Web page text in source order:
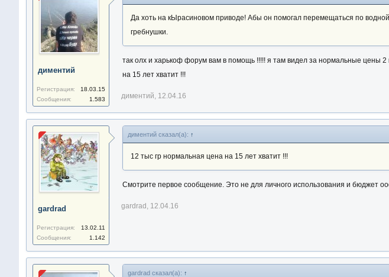
диментий
Регистрация:
18.03.15
Сообщения:
1.583
Да хоть на кЫрасиновом приводе! Абы он помогал перемещаться по
гребнушки.
так олх и харькоф форум вам в помощь !!!!! я там видел за нормальные цены
на 15 лет хватит !!!
диментий, 12.04.16
gardrad
Регистрация:
13.02.11
Сообщения:
1.142
диментий сказал(а): ↑
12 тыс гр нормальная цена на 15 лет хватит !!!
Смотрите первое сообщение. Это не для личного использования и бюджет
gardrad , 12.04.16
gardrad сказал(а): ↑